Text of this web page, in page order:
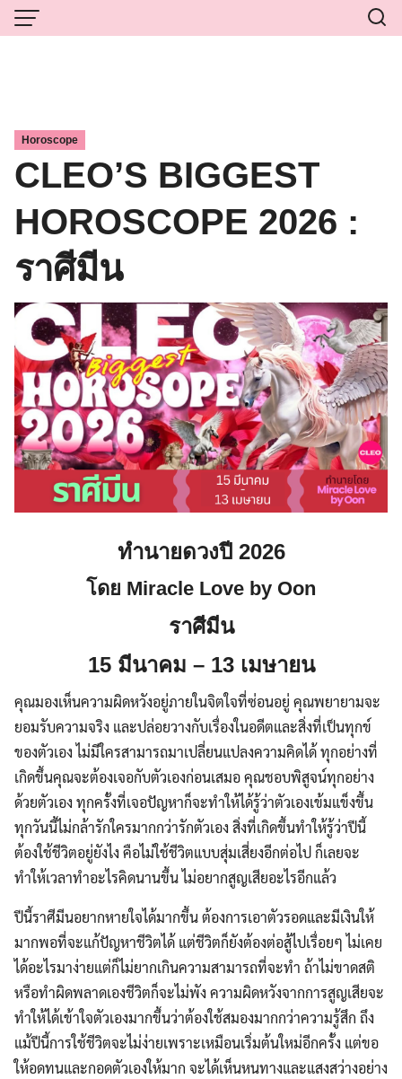
Skip
to
Horoscope
CLEO’S BIGGEST
HOROSCOPE 2026 :
ราศีมีน
ทำนายดวงปี 2026
โดย Miracle Love by Oon
ราศีมีน
15 มีนาคม – 13 เมษายน
คุณมองเห็นความผิดหวังอยู่ภายในจิตใจที่ซ่อนอยู่ คุณพยายามจะ
ยอมรับความจริง และปล่อยวางกับเรื่องในอดีตและสิ่งที่เป็นทุกข์
ของตัวเอง ไม่มีใครสามารถมาเปลี่ยนแปลงความคิดได้ ทุกอย่างที่
เกิดขึ้นคุณจะต้องเจอกับตัวเองก่อนเสมอ คุณชอบพิสูจน์ทุกอย่าง
ด้วยตัวเอง ทุกครั้งที่เจอปัญหาก็จะทำให้ได้รู้ว่าตัวเองเข้มแข็งขึ้น
ทุกวันนี้ไม่กล้ารักใครมากกว่ารักตัวเอง สิ่งที่เกิดขึ้นทำให้รู้ว่าปีนี้
ต้องใช้ชีวิตอยู่ยังไง คือไม่ใช้ชีวิตแบบสุ่มเสี่ยงอีกต่อไป ก็เลยจะ
ทำให้เวลาทำอะไรคิดนานขึ้น ไม่อยากสูญเสียอะไรอีกแล้ว
ปีนี้ราศีมีนอยากหายใจได้มากขึ้น ต้องการเอาตัวรอดและมีเงินให้
มากพอที่จะแก้ปัญหาชีวิตได้ แต่ชีวิตก็ยังต้องต่อสู้ไปเรื่อยๆ ไม่เคย
ได้อะไรมาง่ายแต่ก็ไม่ยากเกินความสามารถที่จะทำ ถ้าไม่ขาดสติ
หรือทำผิดพลาดเองชีวิตก็จะไม่พัง ความผิดหวังจากการสูญเสียจะ
ทำให้ได้เข้าใจตัวเองมากขึ้นว่าต้องใช้สมองมากกว่าความรู้สึก ถึง
แม้ปีนี้การใช้ชีวิตจะไม่ง่ายเพราะเหมือนเริ่มต้นใหม่อีกครั้ง แต่ขอ
ให้อดทนและกอดตัวเองให้มาก จะได้เห็นหนทางและแสงสว่างอย่าง